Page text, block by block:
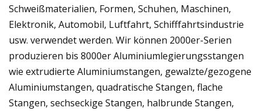
Schweißmaterialien, Formen, Schuhen, Maschinen,
Elektronik, Automobil, Luftfahrt, Schifffahrtsindustrie
usw. verwendet werden. Wir können 2000er-Serien
produzieren bis 8000er Aluminiumlegierungsstangen
wie extrudierte Aluminiumstangen, gewalzte/gezogene
Aluminiumstangen, quadratische Stangen, flache
Stangen, sechseckige Stangen, halbrunde Stangen,